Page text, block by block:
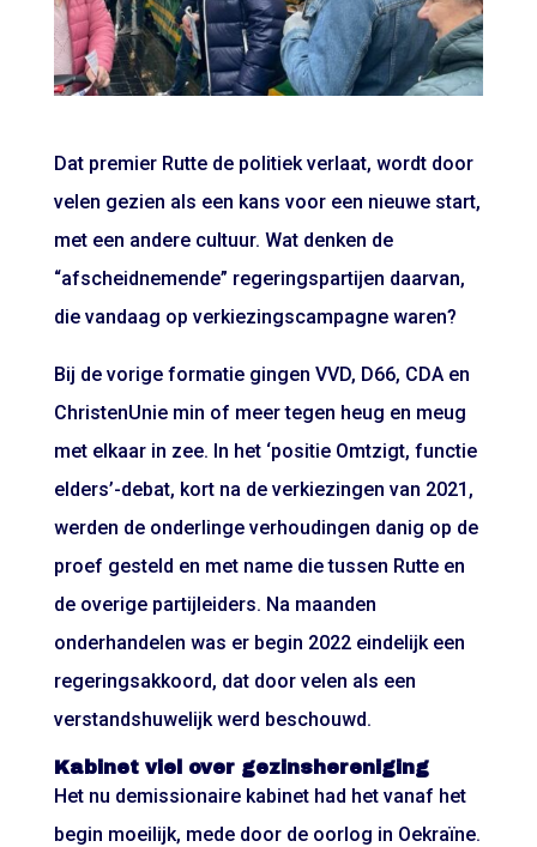
Dat premier Rutte de politiek verlaat, wordt door
velen gezien als een kans voor een nieuwe start,
met een andere cultuur. Wat denken de
“afscheidnemende” regeringspartijen daarvan,
die vandaag op verkiezingscampagne waren?
Bij de vorige formatie gingen VVD, D66, CDA en
ChristenUnie min of meer tegen heug en meug
met elkaar in zee. In het ‘positie Omtzigt, functie
elders’-debat, kort na de verkiezingen van 2021,
werden de onderlinge verhoudingen danig op de
proef gesteld en met name die tussen Rutte en
de overige partijleiders. Na maanden
onderhandelen was er begin 2022 eindelijk een
regeringsakkoord, dat door velen als een
verstandshuwelijk werd beschouwd.
Kabinet viel over gezinshereniging
Het nu demissionaire kabinet had het vanaf het
begin moeilijk, mede door de oorlog in Oekraïne.